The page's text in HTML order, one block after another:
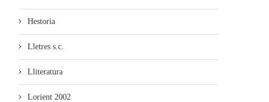
Hestoria
Lletres s.c.
Lliteratura
Lorient 2002